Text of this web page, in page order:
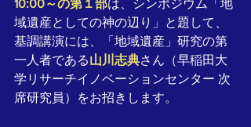
10:00～の第１部は、シンポジウム「地
域遺産としての神の辺り」と題して、
基調講演には、「地域遺産」研究の第
一人者である山川志典さん（早稲田大
学リサーチイノベーションセンター 次
席研究員）をお招きします。